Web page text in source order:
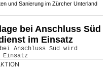
und Sanierung im Zürcher Unterland
bei Anschluss Süd
im Einsatz